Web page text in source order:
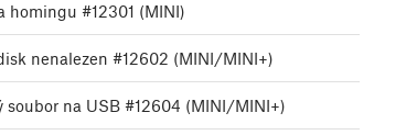
homingu #12301 (MINI)
nenalezen #12602 (MINI/MINI+)
soubor na USB #12604 (MINI/MINI+)